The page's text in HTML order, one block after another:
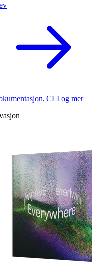
CLI og mer